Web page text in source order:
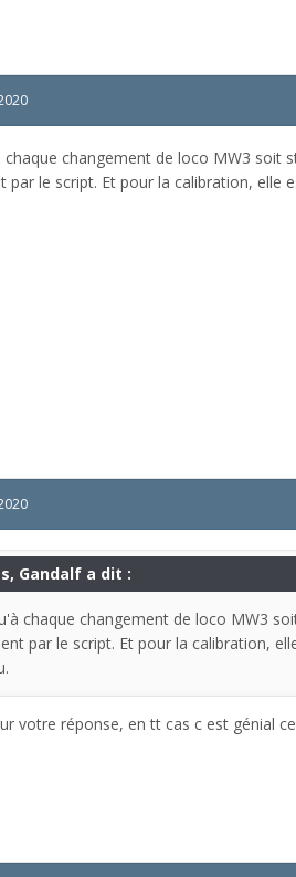
changement de loco MW3 soit
par le script. Et pour la calibration, elle
Gandalf a dit :
chaque changement de loco MW3
par le script. Et pour la calibration,
votre réponse, en tt cas c est génial